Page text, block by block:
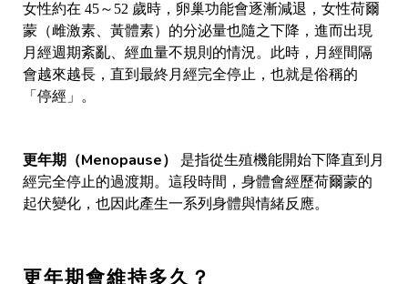
女性約在 45～52 歲時，卵巢功能會逐漸減退，女性荷爾
蒙（雌激素、黃體素）的分泌量也隨之下降，進而出現
月經週期紊亂、經血量不規則的情況。此時，月經間隔
會越來越長，直到最終月經完全停止，也就是俗稱的
「停經」。
更年期（Menopause）
是指從生殖機能開始下降直到月
經完全停止的過渡期。這段時間，身體會經歷荷爾蒙的
起伏變化，也因此產生一系列身體與情緒反應。
更年期會維持多久？